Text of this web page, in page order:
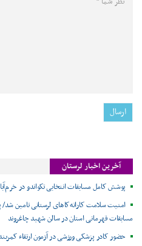
آخرین اخبار لرستان
پوشش کامل مسابقات انتخابی تکواندو در
امنیت سلامت کاراته‌کاهای لرستانی تامین
مسابقات قهرمانی استان در سالن شهید چاغروند
حضور کادر پزشکی ورزشی در آزمون ارتقاء